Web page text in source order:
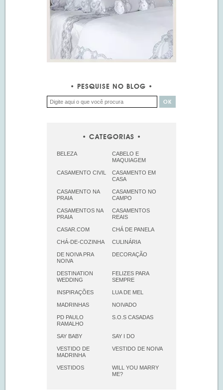
PESQUISE NO BLOG
CATEGORIAS
BELEZA
CABELO E
MAQUIAGEM
CASAMENTO CIVIL
CASAMENTO EM
CASA
CASAMENTO NA
PRAIA
CASAMENTO NO
CAMPO
CASAMENTOS NA
PRAIA
CASAMENTOS
REAIS
CASAR.COM CHÁ DE PANELA
CHÁ-DE-COZINHA CULINÁRIA
DE NOIVA PRA
NOIVA
DECORAÇÃO
DESTINATION
WEDDING
FELIZES PARA
SEMPRE
INSPIRAÇÕES LUA DE MEL
MADRINHAS NOIVADO
PD PAULO
RAMALHO
S.O.S CASADAS
SAY BABY SAY I DO
VESTIDO DE
MADRINHA
VESTIDO DE NOIVA
VESTIDOS
WILL YOU MARRY
ME?